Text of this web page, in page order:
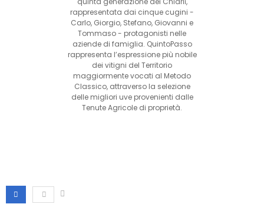
rappresentata dai cinque cugini -
Carlo, Giorgio, Stefano, Giovanni e
Tommaso - protagonisti nelle
aziende di famiglia. QuintoPasso
rappresenta l’espressione più nobile
dei vitigni del Territorio
maggiormente vocati al Metodo
Classico, attraverso la selezione
delle migliori uve provenienti dalle
Tenute Agricole di proprietà.